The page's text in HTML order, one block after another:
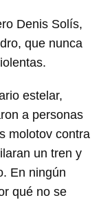
Denis Solís,
que nunca
estelar,
a personas
molotov contra
un tren y
En ningún
qué no se